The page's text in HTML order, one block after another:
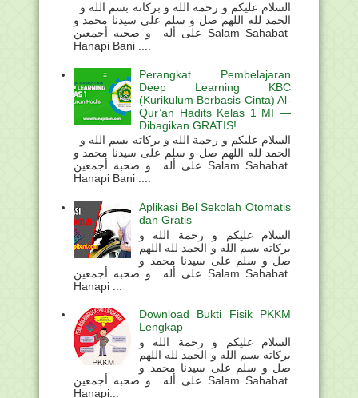
الحمد لله اللهم صل و سلم على سيدنا محمد و
على أله و صحبه أجمعين Salam Sahabat
Hanapi Bani ....
Perangkat Pembelajaran
Deep Learning KBC
(Kurikulum Berbasis Cinta) Al-
Qur’an Hadits Kelas 1 MI —
Dibagikan GRATIS!
الحمد لله اللهم صل و سلم على سيدنا محمد و
على أله و صحبه أجمعين Salam Sahabat
Hanapi Bani ....
Aplikasi Bel Sekolah Otomatis
dan Gratis
السلام عليكم و رحمة الله و
بركاته بسم الله و الحمد لله اللهم
صل و سلم على سيدنا محمد و
على أله و صحبه أجمعين Salam Sahabat
Hanapi ...
Download Bukti Fisik PKKM
Lengkap
السلام عليكم و رحمة الله و
بركاته بسم الله و الحمد لله اللهم
صل و سلم على سيدنا محمد و
على أله و صحبه أجمعين Salam Sahabat
Hanapi...